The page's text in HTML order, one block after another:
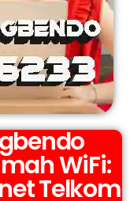
WiFi:
Telkom